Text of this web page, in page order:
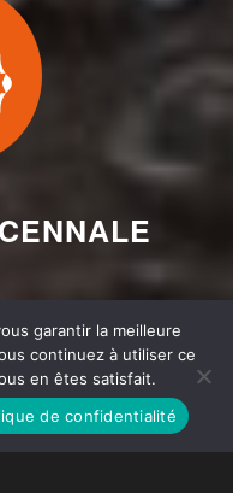
garantir la meilleure
continuez à utiliser ce
en êtes satisfait.
de confidentialité